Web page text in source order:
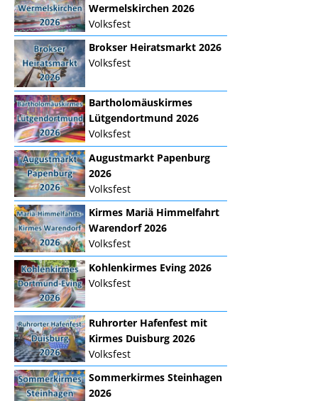
Wermelskirchen 2026
Volksfest
Brokser Heiratsmarkt 2026
Volksfest
Bartholomäuskirmes
Lütgendortmund 2026
Volksfest
Augustmarkt Papenburg
2026
Volksfest
Kirmes Mariä Himmelfahrt
Warendorf 2026
Volksfest
Kohlenkirmes Eving 2026
Volksfest
Ruhrorter Hafenfest mit
Kirmes Duisburg 2026
Volksfest
Sommerkirmes Steinhagen
2026